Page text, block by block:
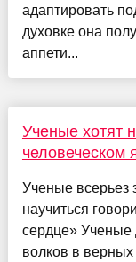
адаптировать
духовке она
аппети...
Ученые хотят
человеческом
Ученые всерьез
научиться
сердце» Ученые
волков в